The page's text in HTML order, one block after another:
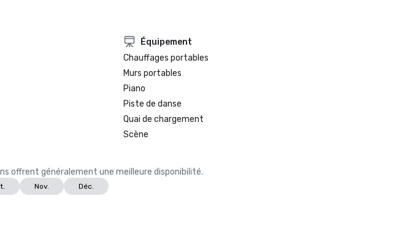
Équipement
Chauffages portables
Murs portables
Piano
Piste de danse
Quai de chargement
Scène
offrent généralement une meilleure disponibilité.
Nov. Déc.